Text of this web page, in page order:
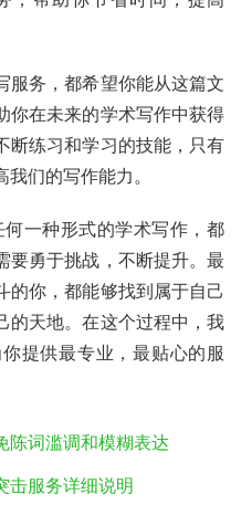
服务，都希望你能从这篇文
你在未来的学术写作中获得
断练习和学习的技能，只有
们的写作能力。
一种形式的学术写作，都
要勇于挑战，不断提升。最
的你，都能够找到属于自己
的天地。在这个过程中，我
提供最专业，最贴心的服
陈词滥调和模糊表达
击服务详细说明